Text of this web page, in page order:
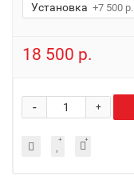
Установка +7 500 р.
18 500 р.
+
-